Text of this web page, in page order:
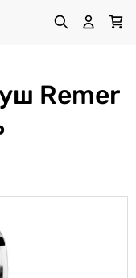
Remer